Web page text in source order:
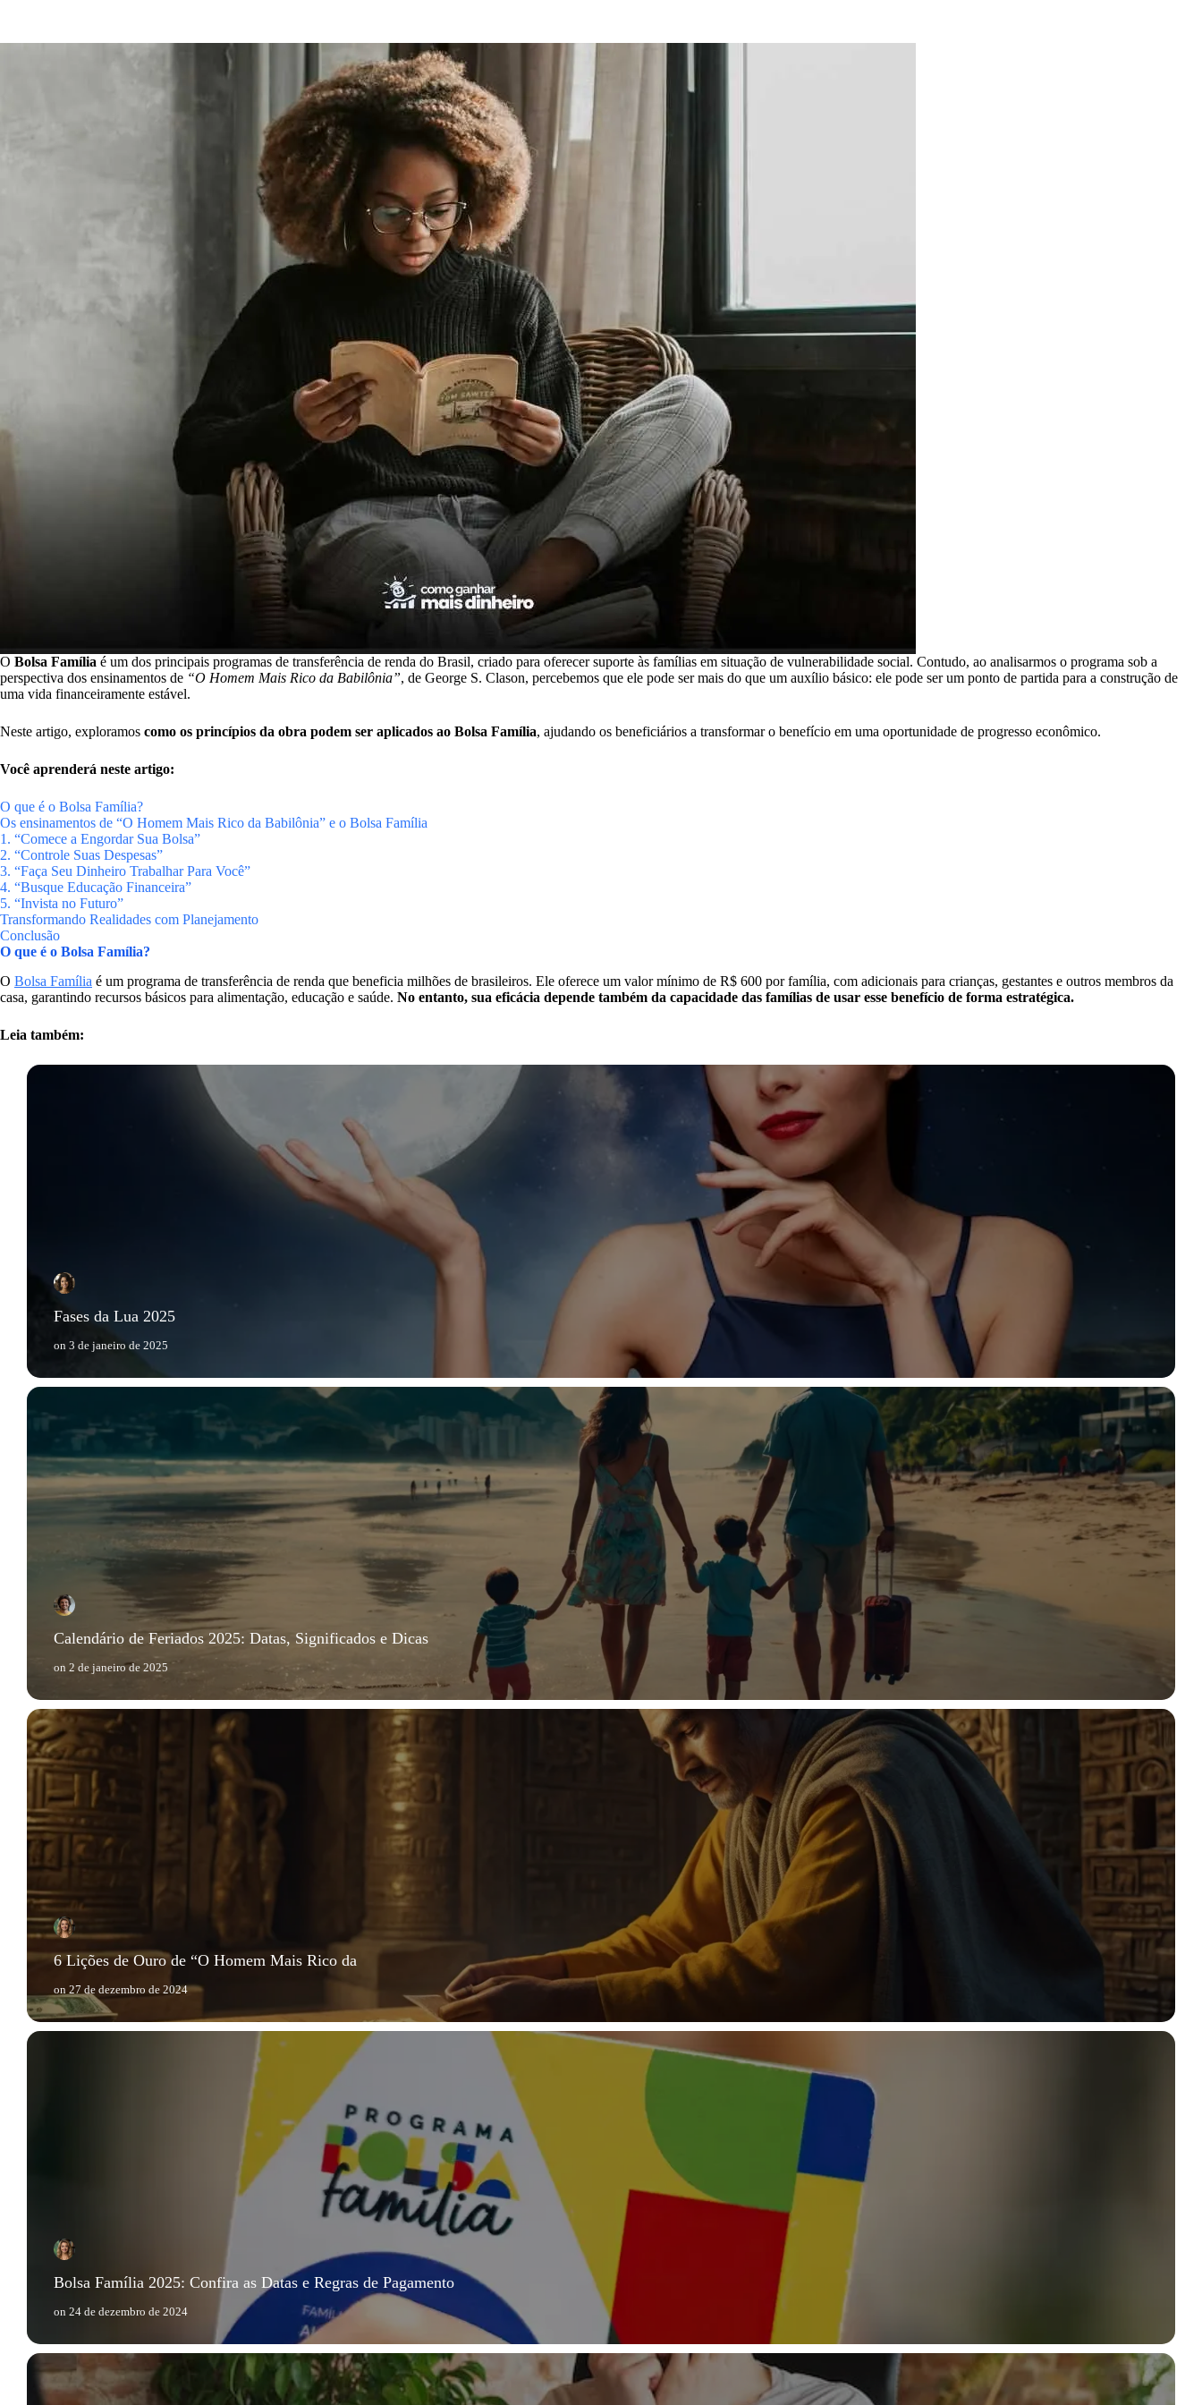
O Bolsa Família é um dos principais programas de transferência de renda do Brasil, criado para oferecer suporte às famílias em situação de vulnerabilidade social. Contudo, ao analisarmos o programa sob a
perspectiva dos ensinamentos de “O Homem Mais Rico da Babilônia”, de George S. Clason, percebemos que ele pode ser mais do que um auxílio básico: ele pode ser um ponto de partida para a construção de
uma vida financeiramente estável.
Neste artigo, exploramos como os princípios da obra podem ser aplicados ao Bolsa Família, ajudando os beneficiários a transformar o benefício em uma oportunidade de progresso econômico.
Você aprenderá neste artigo:
O que é o Bolsa Família?
Os ensinamentos de “O Homem Mais Rico da Babilônia” e o Bolsa Família
1. “Comece a Engordar Sua Bolsa”
2. “Controle Suas Despesas”
3. “Faça Seu Dinheiro Trabalhar Para Você”
4. “Busque Educação Financeira”
5. “Invista no Futuro”
Transformando Realidades com Planejamento
Conclusão
O que é o Bolsa Família?
O Bolsa Família é um programa de transferência de renda que beneficia milhões de brasileiros. Ele oferece um valor mínimo de R$ 600 por família, com adicionais para crianças, gestantes e outros membros da
casa, garantindo recursos básicos para alimentação, educação e saúde. No entanto, sua eficácia depende também da capacidade das famílias de usar esse benefício de forma estratégica.
Leia também:
Fases da Lua 2025
on 3 de janeiro de 2025
Calendário de Feriados 2025: Datas, Significados e Dicas
on 2 de janeiro de 2025
6 Lições de Ouro de “O Homem Mais Rico da
on 27 de dezembro de 2024
Bolsa Família 2025: Confira as Datas e Regras de Pagamento
on 24 de dezembro de 2024